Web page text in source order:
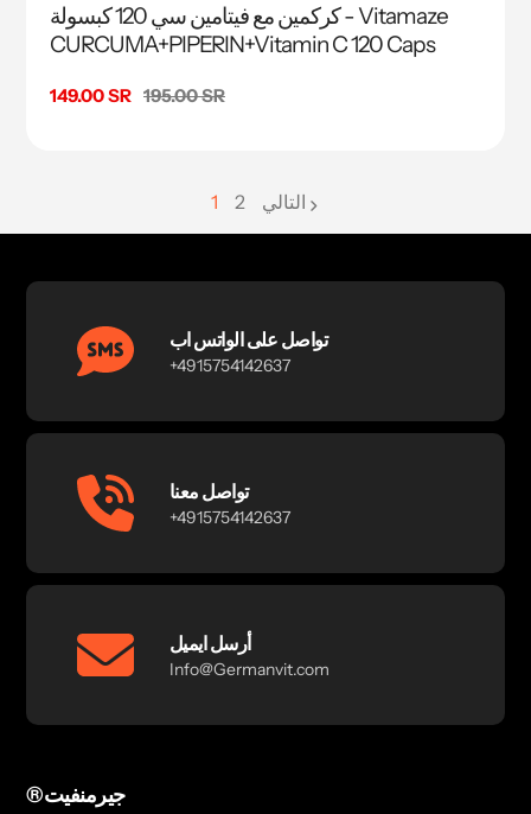
كركمين مع فيتامين سي 120 كبسولة - Vitamaze
CURCUMA+PIPERIN+Vitamin C 120 Caps
سعر
149.00 SR السعر
195.00 SR
1
page
2 التالي
تواصل على الواتس اب
+4915754142637
تواصل معنا
+4915754142637
أرسل ايميل
Info@Germanvit.com
®جيرمنفيت